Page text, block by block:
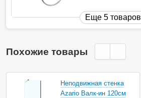
Еще 5 товаров
Похожие товары
Неподвижная стенка
Azario Валк-ин 120см